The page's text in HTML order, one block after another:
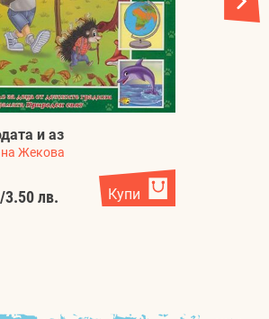
и аз
Жекова
/3.50 лв. Купи